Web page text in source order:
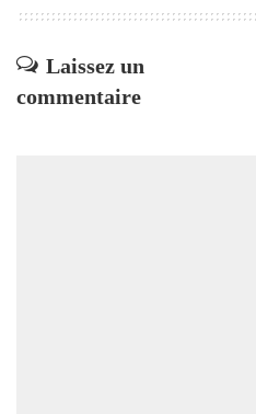
Laissez un
commentaire